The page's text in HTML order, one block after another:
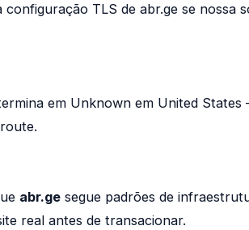
TLS de abr.ge se nossa
em Unknown em United
abr.ge segue padrões de
real antes de transacionar.